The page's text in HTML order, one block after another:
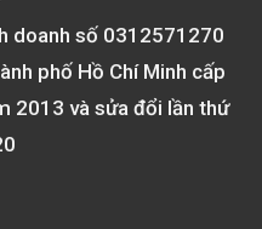
doanh số 0312571270
phố Hồ Chí Minh cấp
2013 và sửa đổi lần thứ